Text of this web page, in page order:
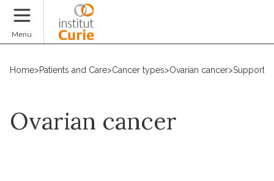
Menu
Home>Patients and Care>Cancer types>Ovarian cancer>
Ovarian cancer